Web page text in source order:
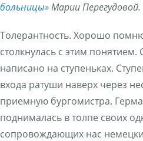
больницы»Марии Перегудовой.
Толерантность. Хорошо
столкнулась с этим
написано на ступеньках.
входа ратуши наверх через
приемную бургомистра.
поднималась в толпе своих
сопровождающих нас